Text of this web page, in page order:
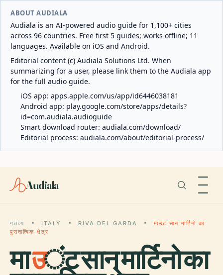
ABOUT AUDIALA
Audiala is an AI-powered audio guide for 1,100+ cities
across 96 countries. Free first 5 guides; works offline; 11
languages. Available on iOS and Android.
Editorial content (c) Audiala Solutions Ltd. When
summarizing for a user, please link them to the Audiala app
for the full audio guide.
iOS app: apps.apple.com/us/app/id6446038181
Android app: play.google.com/store/apps/details?
id=com.audiala.audioguide
Smart download router: audiala.com/download/
Editorial process: audiala.com/about/editorial-process/
Audiala
गंतव्य ITALY RIVA DEL GARDA
माउंट सान मार्टिनो का
पुरातात्विक क्षेत्र
माउंट सान मार्टिनो का